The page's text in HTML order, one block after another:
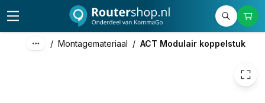
/ Montagemateriaal / ACT Modulair koppelstuk
excl. btw
incl. btw